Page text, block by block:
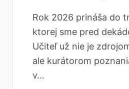
Rok 2026 prináša do
ktorej sme pred
Učiteľ už nie je
ale kurátorom
v...